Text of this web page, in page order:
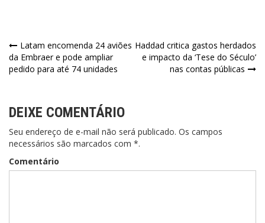
Navegação
de
Latam encomenda 24 aviões
da Embraer e pode ampliar
pedido para até 74 unidades
Haddad critica gastos herdados
e impacto da ‘Tese do Século’
nas contas públicas
DEIXE COMENTÁRIO
Seu endereço de e-mail não será publicado. Os campos
necessários são marcados com *.
Comentário